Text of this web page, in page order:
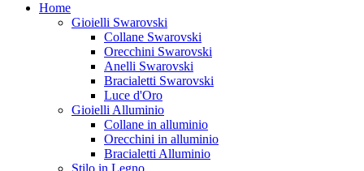
Home
Gioielli Swarovski
Collane Swarovski
Orecchini Swarovski
Anelli Swarovski
Bracialetti Swarovski
Luce d'Oro
Gioielli Alluminio
Collane in alluminio
Orecchini in alluminio
Bracialetti Alluminio
Stilo in Legno